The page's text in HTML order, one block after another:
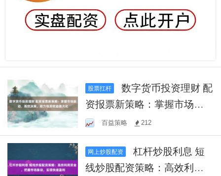
股票扛杆
数字货币投资理财 配
资报票新策略：掌握市场脉
动，高效决策，助力投资收
益最大化
百益策略 212
网上炒股配资
杠杆炒股利息 短
线炒股配资策略：高效利用